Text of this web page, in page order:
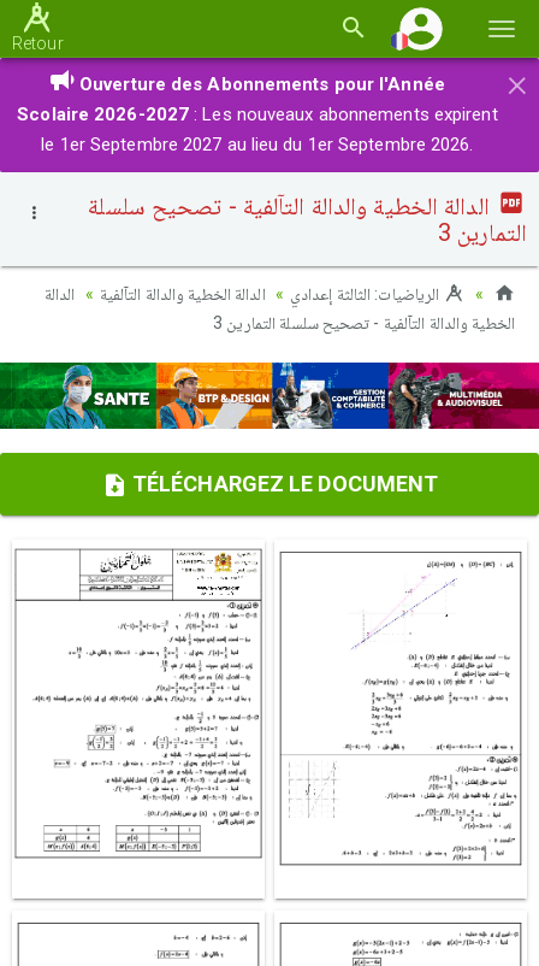
la
Retour
×
Ouverture des Abonnements pour l'Année
Scolaire 2026-2027 : Les nouveaux abonnements expirent
le 1er Septembre 2027 au lieu du 1er Septembre 2026.
الدالة الخطية والدالة التآلفية - تصحيح سلسلة
التمارين 3
الرياضيات: الثالثة إعدادي الدالة الخطية والدالة التآلفية
الدالة
الخطية والدالة التآلفية - تصحيح سلسلة التمارين 3
TÉLÉCHARGEZ LE DOCUMENT